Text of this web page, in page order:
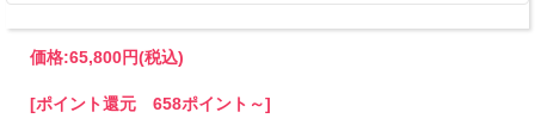
価格:65,800円(税込)
[ポイント還元 658ポイント～]